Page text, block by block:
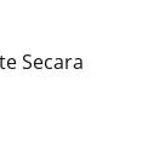
Secara